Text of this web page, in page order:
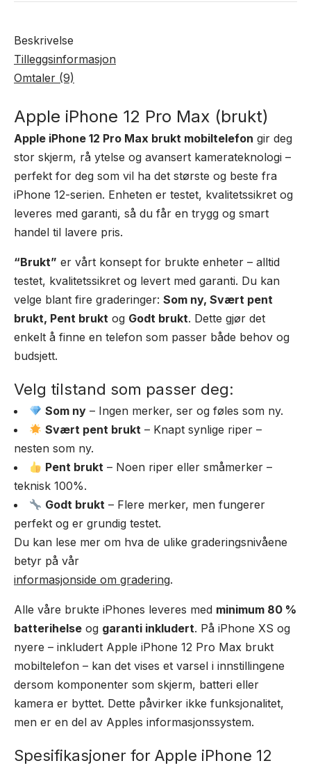
Beskrivelse
Tilleggsinformasjon
Omtaler (9)
Apple iPhone 12 Pro Max (brukt)
Apple iPhone 12 Pro Max brukt mobiltelefon gir deg
stor skjerm, rå ytelse og avansert kamerateknologi –
perfekt for deg som vil ha det største og beste fra
iPhone 12-serien. Enheten er testet, kvalitetssikret og
leveres med garanti, så du får en trygg og smart
handel til lavere pris.
“Brukt” er vårt konsept for brukte enheter – alltid
testet, kvalitetssikret og levert med garanti. Du kan
velge blant fire graderinger: Som ny, Svært pent
brukt, Pent brukt og Godt brukt. Dette gjør det
enkelt å finne en telefon som passer både behov og
budsjett.
Velg tilstand som passer deg:
Som ny – Ingen merker, ser og føles som ny.
Svært pent brukt – Knapt synlige riper –
nesten som ny.
Pent brukt – Noen riper eller småmerker –
teknisk 100%.
Godt brukt – Flere merker, men fungerer
perfekt og er grundig testet.
Du kan lese mer om hva de ulike graderingsnivåene
betyr på vår
informasjonside om gradering.
Alle våre brukte iPhones leveres med minimum 80 %
batterihelse og garanti inkludert. På iPhone XS og
nyere – inkludert Apple iPhone 12 Pro Max brukt
mobiltelefon – kan det vises et varsel i innstillingene
dersom komponenter som skjerm, batteri eller
kamera er byttet. Dette påvirker ikke funksjonalitet,
men er en del av Apples informasjonssystem.
Spesifikasjoner for Apple iPhone 12